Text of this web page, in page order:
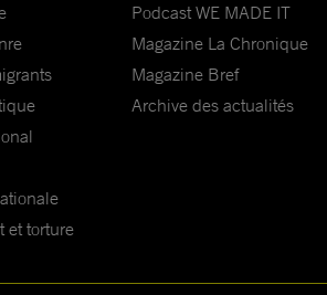
et torture
Podcast WE MADE IT
Magazine La Chronique
Magazine Bref
Archive des actualités